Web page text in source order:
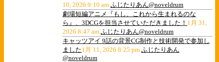
10, 2026 9:10 am ふじたりあん@noveldrum
劇場短編アニメ『もし、これから生まれるのな
ら』、3DCGを担当させていただきました！ 1月 31,
2026 8:47 am ふじたりあん@noveldrum
キャッツアイ 9話の背景CG制作と技術開発で参加し
ました1月 11, 2026 8:25 pm ふじたりあん
@noveldrum